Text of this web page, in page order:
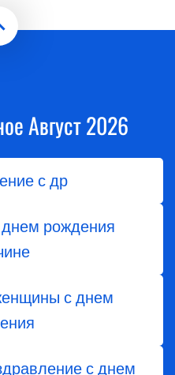
Август 2026
с др
рождения
с днем
с днем